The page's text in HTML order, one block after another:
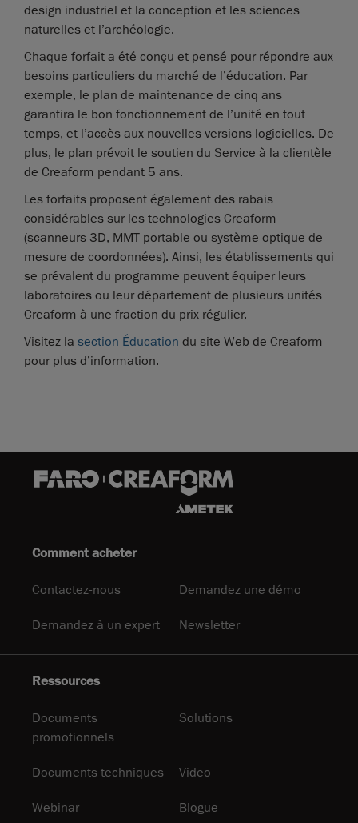
design industriel et la conception et les sciences
naturelles et l’archéologie.
Chaque forfait a été conçu et pensé pour répondre aux
besoins particuliers du marché de l’éducation. Par
exemple, le plan de maintenance de cinq ans
garantira le bon fonctionnement de l’unité en tout
temps, et l’accès aux nouvelles versions logicielles. De
plus, le plan prévoit le soutien du Service à la clientèle
de Creaform pendant 5 ans.
Les forfaits proposent également des rabais
considérables sur les technologies Creaform
(scanneurs 3D, MMT portable ou système optique de
mesure de coordonnées). Ainsi, les établissements qui
se prévalent du programme peuvent équiper leurs
laboratoires ou leur département de plusieurs unités
Creaform à une fraction du prix régulier.
Visitez la section Éducation du site Web de Creaform
pour plus d’information.
Comment acheter
Contactez-nous Demandez une démo
Demandez à un expert Newsletter
Ressources
Documents
promotionnels
Solutions
Documents techniques Video
Webinar Blogue